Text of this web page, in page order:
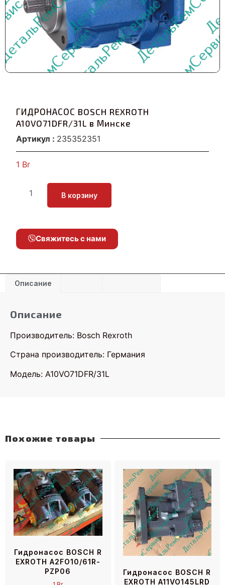
ГИДРОНАСОС BOSCH REXROTH
A10VO71DFR/31L в Минске
Артикул : 235352351
1 Br
В корзину
Свяжитесь с нами
Описание
Описание
Производитель: Bosch Rexroth
Страна производитель: Германия
Модель: A10VO71DFR/31L
Похожие товары
Гидронасос BOSCH R
EXROTH A2FO10/61R-
PZP06
Гидронасос BOSCH R
EXROTH A11VO145LRD